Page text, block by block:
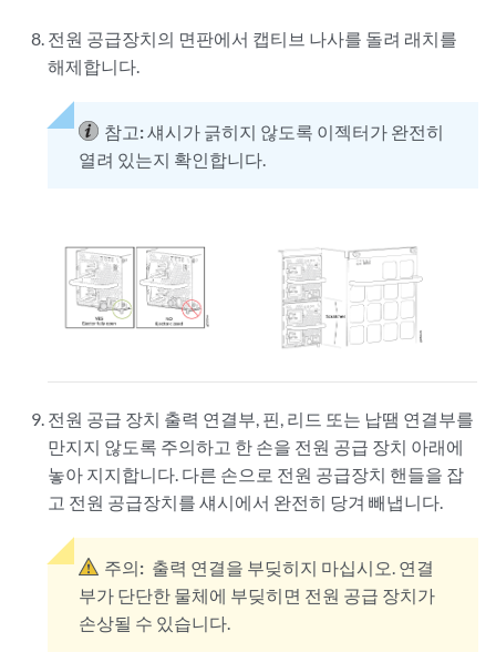
전원 공급장치의 면판에서 캡티브 나사를 돌려 래치를
해제합니다.
참고:섀시가 긁히지 않도록 이젝터가 완전히
열려 있는지 확인합니다.
전원 공급 장치 출력 연결부, 핀, 리드 또는 납땜 연결부를
만지지 않도록 주의하고 한 손을 전원 공급 장치 아래에
놓아 지지합니다. 다른 손으로 전원 공급장치 핸들을 잡
고 전원 공급장치를 섀시에서 완전히 당겨 빼냅니다.
주의: 출력 연결을 부딪히지 마십시오. 연결
부가 단단한 물체에 부딪히면 전원 공급 장치가
손상될 수 있습니다.